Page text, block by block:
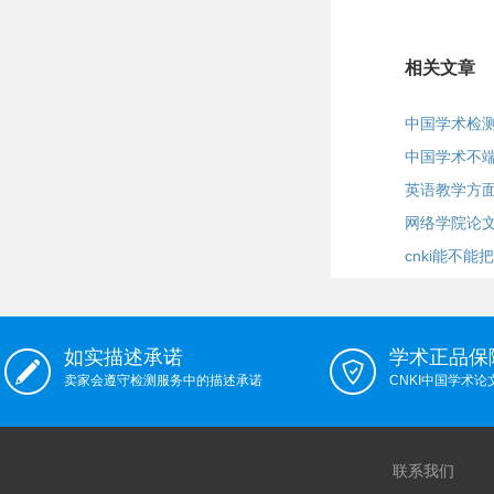
相关文章
中国学术检
中国学术不
英语教学方
网络学院论
cnki能不能
如实描述承诺
卖家会遵守检测服务中的描述承诺
学术正品保
CNKI中国学术论
联系我们